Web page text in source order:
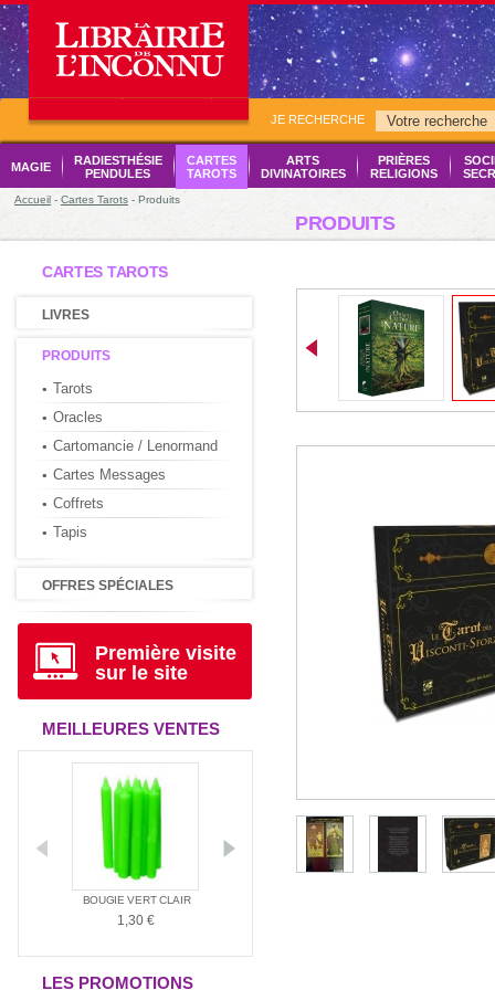
JE RECHERCHE
MAGIE
RADIESTHÉSIE
PENDULES
CARTES
TAROTS
ARTS
DIVINATOIRES
PRIÈRES
RELIGIONS
Accueil - Cartes Tarots - Produits
PRODUITS
CARTES TAROTS
LIVRES
PRODUITS
Tarots
Oracles
Cartomancie / Lenormand
Cartes Messages
Coffrets
Tapis
OFFRES SPÉCIALES
Première visite
sur le site
MEILLEURES VENTES
BOUGIE VERT CLAIR
1,30 €
LES PROMOTIONS